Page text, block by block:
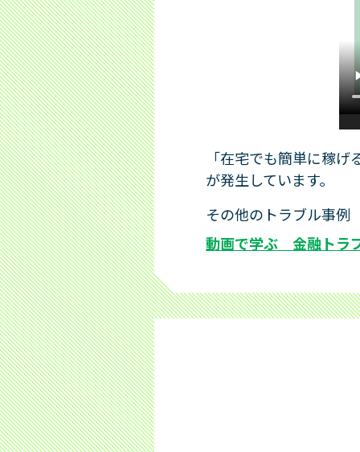
「在宅でも簡単に稼
が発生しています。
その他のトラブル事例
動画で学ぶ 金融トラ